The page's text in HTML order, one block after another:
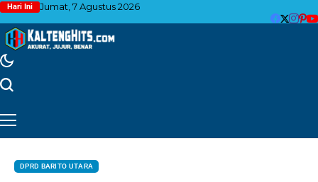
Hari Ini Jumat, 7 Agustus 2026
DPRD BARITO UTARA